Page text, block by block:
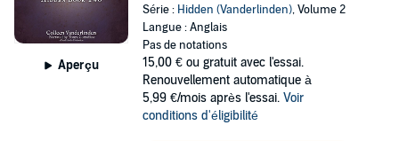
Aperçu
Série : Hidden (Vanderlinden), Volume 2
Langue : Anglais
Pas de notations
15,00 € ou gratuit avec l'essai.
Renouvellement automatique à
5,99 €/mois après l'essai. Voir
conditions d'éligibilité